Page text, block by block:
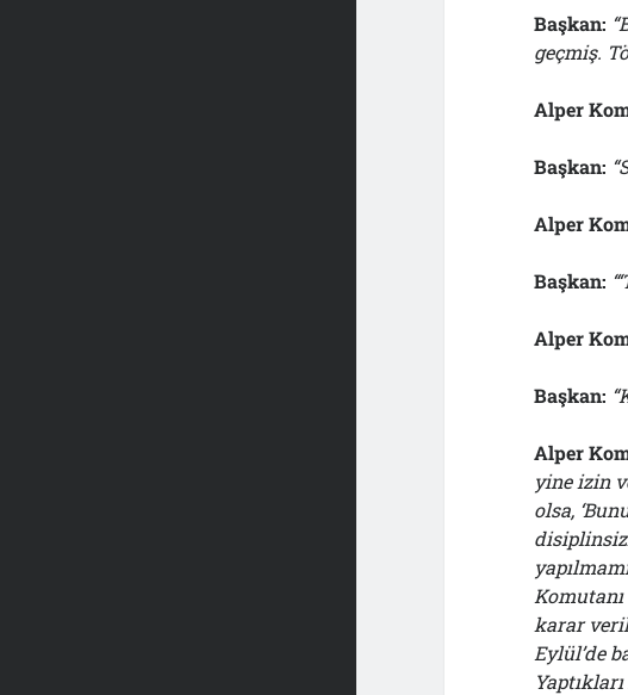
Başkan:
geçmiş.
Alper
Başkan:
Alper
Başkan:
Alper
Başkan:
Alper
yine izin
olsa, ‘B
karar
Eylül’de